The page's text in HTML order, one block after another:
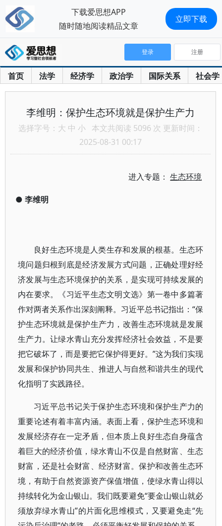
首页 法学 经济学 政治学 国际关系 社会学
登录 注册
李维明：保护生态环境就是保护生产力
选择字号： 大 中 小 本文共阅读 5096 次 更新时间：
2025-08-31 00:17
进入专题：生态环境
● 李维明
良好生态环境是人类生存和发展的根基。生态环
境问题归根到底是经济发展方式问题，正确处理好经
济发展与生态环境保护的关系，是实现可持续发展的
内在要求。《习近平生态文明文选》第一卷中多篇著
作对两者关系作出深刻阐释。习近平总书记指出：“保
护生态环境就是保护生产力，改善生态环境就是发展
生产力。让绿水青山充分发挥经济社会效益，不是要
把它破坏了，而是要把它保护得更好。”这为我们实现
发展和保护协同共生、推进人与自然和谐共生的现代
化指明了实践路径。
习近平总书记关于保护生态环境和保护生产力的
重要论述有着丰富内涵。表面上看，保护生态环境和
发展经济存在一定矛盾，但本质上良好生态自身蕴含
着巨大的经济价值，绿水青山不仅是自然财富、生态
财富，还是社会财富、经济财富。保护和改善生态环
境，有助于自然资源资产保值增值，使绿水青山得以
持续转化为金山银山。我们既要避免“要金山银山就必
须放弃绿水青山”的片面化思维模式，又要避免走“先
下载爱思想APP
随时随地阅读精品文章
立即下载